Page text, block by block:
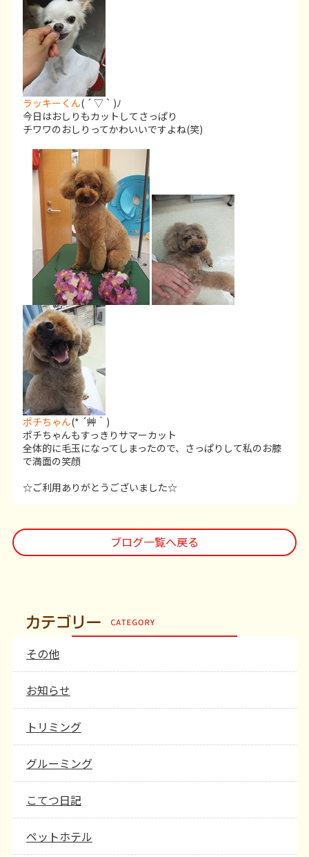
ラッキーくん( ´ ▽ ` )ﾉ
今日はおしりもカットしてさっぱり
チワワのおしりってかわいいですよね(笑)
ポチちゃん(* ´艸｀)
ポチちゃんもすっきりサマーカット
全体的に毛玉になってしまったので、さっぱりして私のお膝
で満面の笑顔
☆ご利用ありがとうございました☆
ブログ一覧へ戻る
その他
お知らせ
トリミング
グルーミング
こてつ日記
ペットホテル